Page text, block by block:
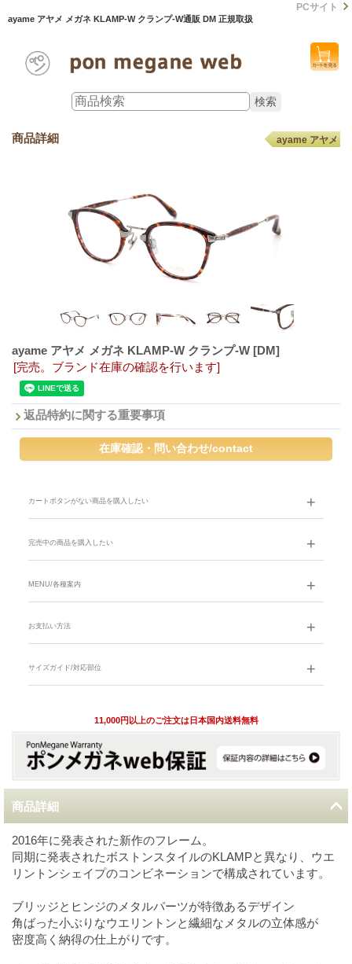
ayame アヤメ メガネ KLAMP-W クランプ-W通販 DM 正規取扱
PCサイト
商品詳細 ayame アヤメ
ayame アヤメ メガネ KLAMP-W クランプ-W [DM]
[完売。ブランド在庫の確認を行います]
返品特約に関する重要事項
カートボタンがない商品を購入したい
完売中の商品を購入したい
MENU/各種案内
お支払い方法
サイズガイド/対応部位
11,000円以上のご注文は日本国内送料無料
商品詳細
2016年に発表された新作のフレーム。
同期に発表されたボストンスタイルのKLAMPと異なり、ウエ
リントンシェイプのコンビネーションで構成されています。
ブリッジとヒンジのメタルパーツが特徴あるデザイン
角ばった小ぶりなウエリントンと繊細なメタルの立体感が
密度高く納得の仕上がりです。